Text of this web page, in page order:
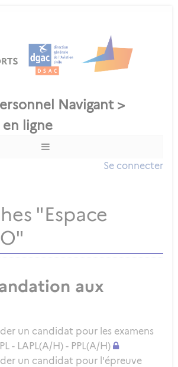
Se connecter
"Espace
aux
un candidat pour les examens
- LAPL(A/H) - PPL(A/H)
un candidat pour l'épreuve